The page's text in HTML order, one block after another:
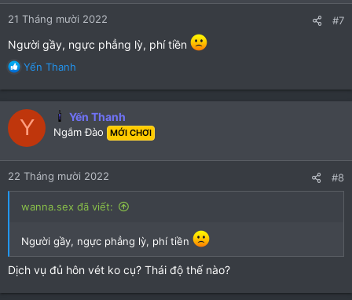
21 Tháng mười 2022 #7
Người gầy, ngực phẳng lỳ, phí tiền
R
c
t
o
n
s
:
Yến Thanh
Y Yến Thanh
Ngắm Đào MỚI CHƠI
22 Tháng mười 2022 #8
wanna.sex đã viết:
Người gầy, ngực phẳng lỳ, phí tiền
Dịch vụ đủ hôn vét ko cụ? Thái độ thế nào?